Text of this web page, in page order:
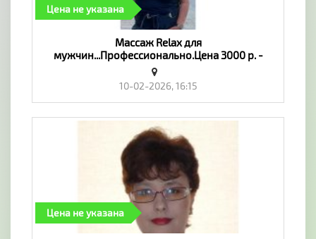
Цена не указана
Массаж Relax для
мужчин...Профессионально.Цена 3000 р. -
«Медицина, здоровье, красота»
10-02-2026, 16:15
Цена не указана